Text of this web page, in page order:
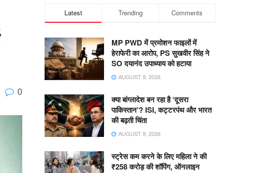
0
Latest Trending Comments
MP PWD में प्रमोशन फाइलों में
हेराफेरी का आरोप, PS सुखवीर सिंह ने
SO दयानंद उपाध्याय को हटाया
AUGUST 9, 2026
क्या बांग्लादेश बन रहा है ‘दूसरा
पाकिस्तान’? ISI, कट्टरपंथ और भारत
की बढ़ती चिंता
AUGUST 9, 2026
स्ट्रेस कम करने के लिए महिला ने की
₹258 करोड़ की शॉपिंग, ऑनलाइन